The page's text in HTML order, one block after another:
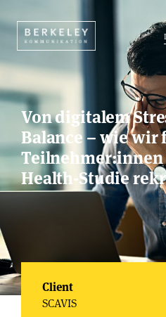
Von digitalem
Balance – wie wir
Teilnehmer:innen
Health-Studie
Client
SCAVIS